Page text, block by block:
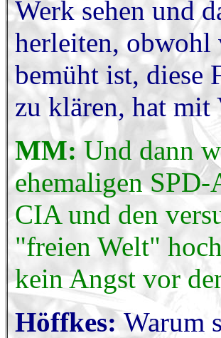
Werk sehen und
herleiten, obwohl
bemüht ist, diese
zu klären, hat mit
MM:Und dann
ehemaligen
CIA und den
"freien Welt"
kein Angst vor
Höffkes: Warum